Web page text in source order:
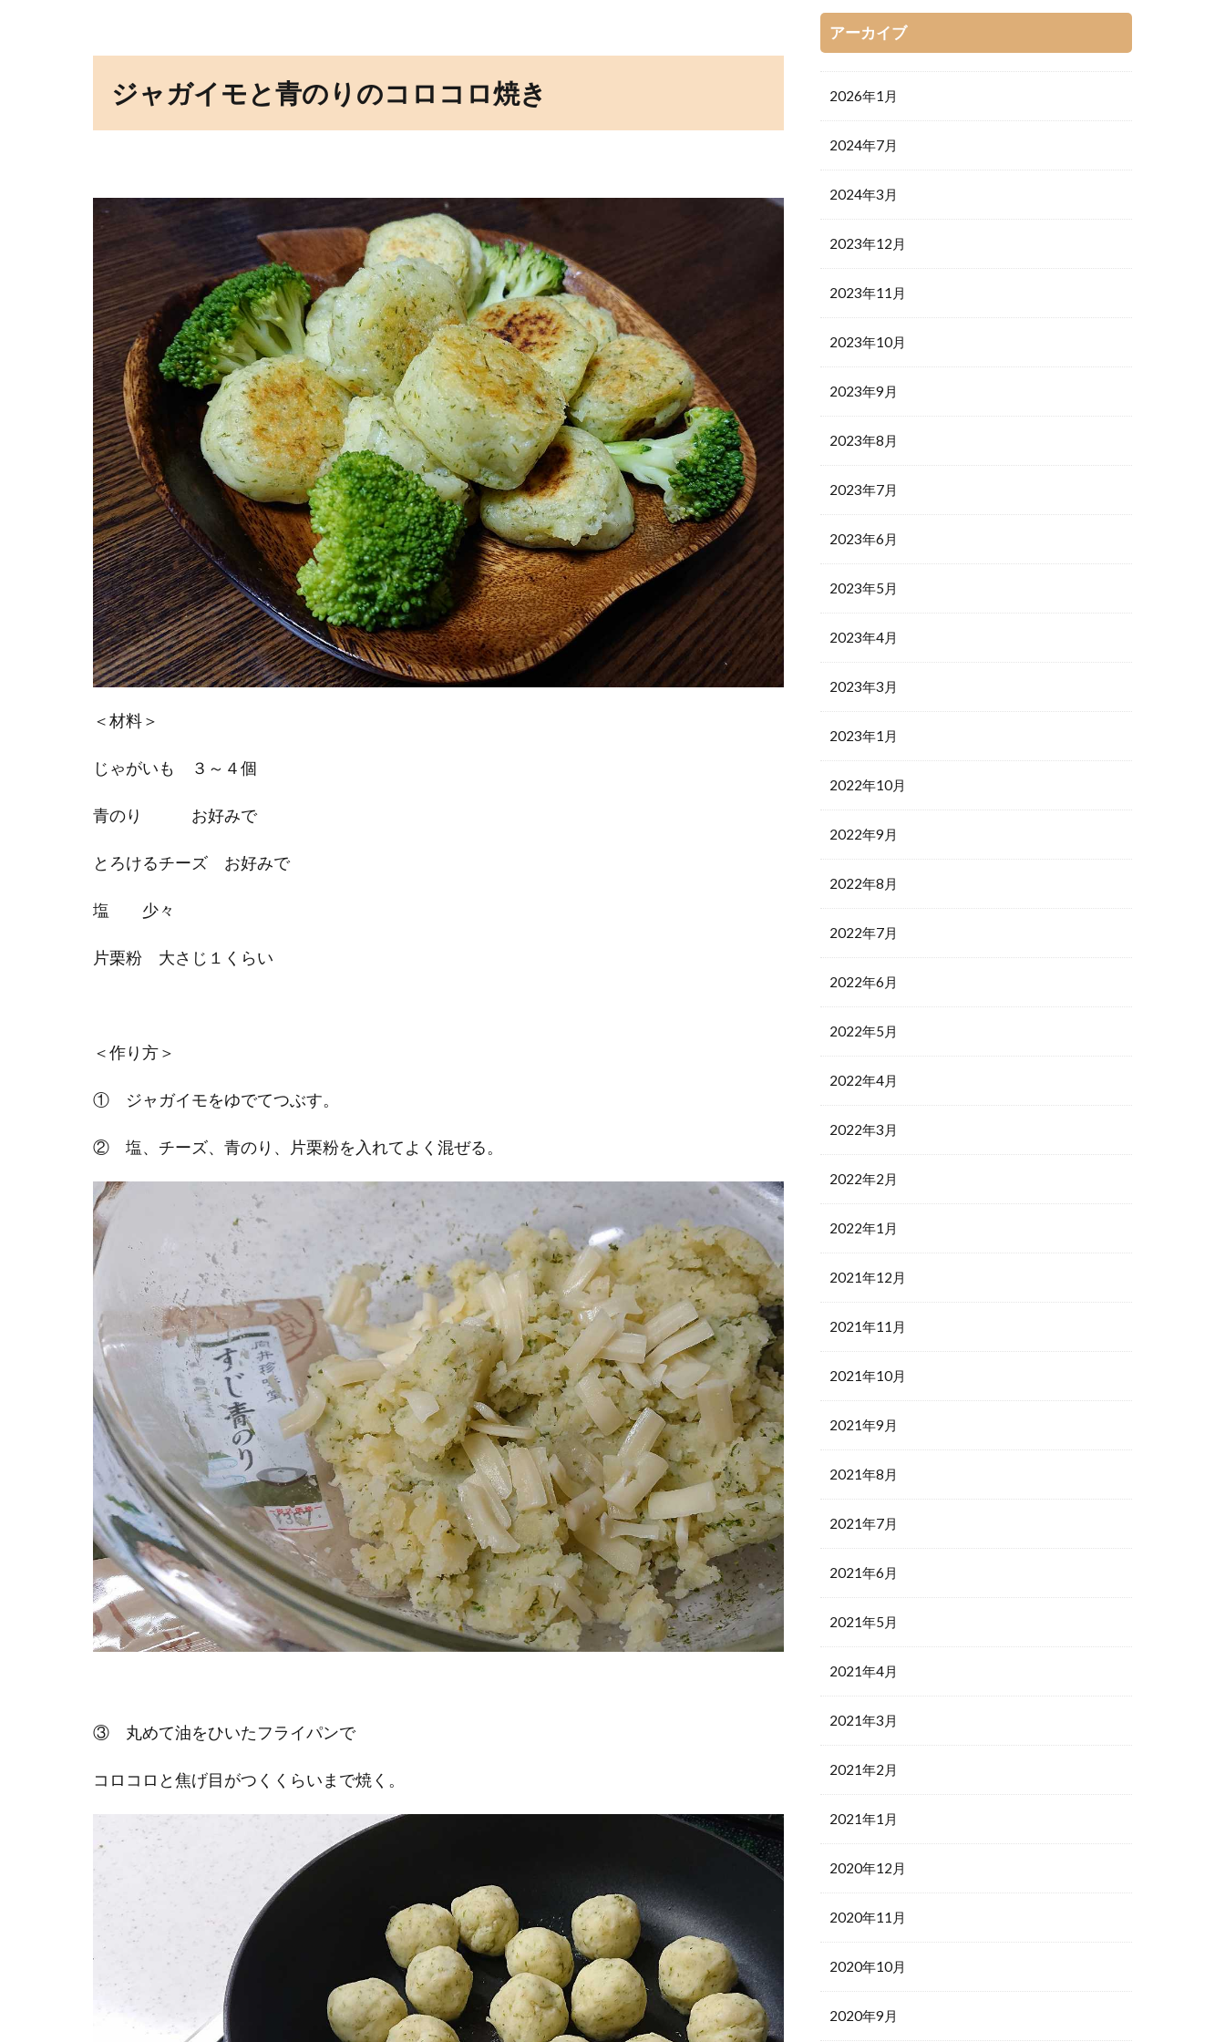
ジャガイモと青のりのコロコロ焼き
＜材料＞
じゃがいも ３～４個
青のり お好みで
とろけるチーズ お好みで
塩 少々
片栗粉 大さじ１くらい
＜作り方＞
① ジャガイモをゆでてつぶす。
② 塩、チーズ、青のり、片栗粉を入れてよく混ぜる。
③ 丸めて油をひいたフライパンで
コロコロと焦げ目がつくくらいまで焼く。
アーカイブ
2026年1月
2024年7月
2024年3月
2023年12月
2023年11月
2023年10月
2023年9月
2023年8月
2023年7月
2023年6月
2023年5月
2023年4月
2023年3月
2023年1月
2022年10月
2022年9月
2022年8月
2022年7月
2022年6月
2022年5月
2022年4月
2022年3月
2022年2月
2022年1月
2021年12月
2021年11月
2021年10月
2021年9月
2021年8月
2021年7月
2021年6月
2021年5月
2021年4月
2021年3月
2021年2月
2021年1月
2020年12月
2020年11月
2020年10月
2020年9月